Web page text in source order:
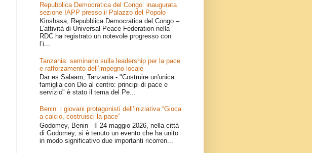
Repubblica Democratica del Congo: inaugurata
sezione IAPP presso il Palazzo del Popolo
Kinshasa, Repubblica Democratica del Congo –
L’attività di Universal Peace Federation nella
RDC ha registrato un notevole progresso con
l’i...
Tanzania: seminario sulla leadership per la pace
e rafforzamento dell’impegno locale
Dar es Salaam, Tanzania - "Costruire un'unica
famiglia con Dio al centro: principi di pace e
servizio" è stato il tema del Pe...
Benin: i giovani protagonisti dell’iniziativa “Gioca
a calcio, costruisci la pace”
Godomey, Benin - Il 24 maggio 2026, nella città
di Godomey, si è tenuto un evento che ha unito
in modo significativo due importanti ricorren...